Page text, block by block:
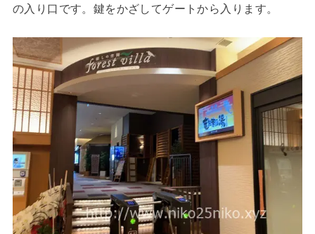
の入り口です。鍵をかざしてゲートから入ります。